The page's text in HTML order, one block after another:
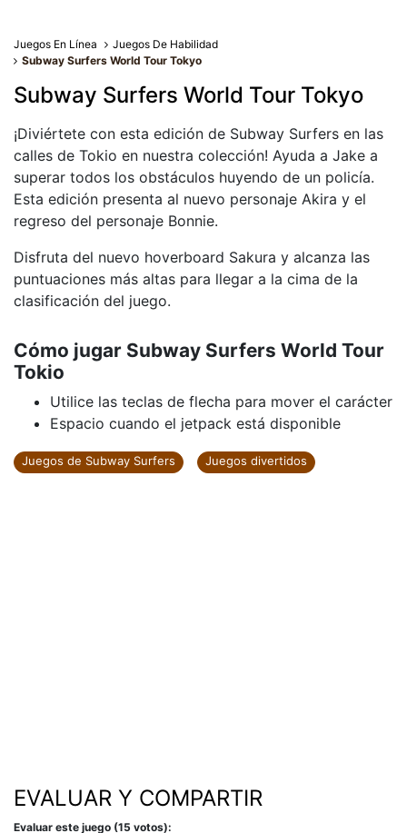
Juegos En Línea
Juegos De Habilidad
Subway Surfers World Tour Tokyo
Subway Surfers World Tour Tokyo
¡Diviértete con esta edición de Subway Surfers en las
calles de Tokio en nuestra colección! Ayuda a Jake a
superar todos los obstáculos huyendo de un policía.
Esta edición presenta al nuevo personaje Akira y el
regreso del personaje Bonnie.
Disfruta del nuevo hoverboard Sakura y alcanza las
puntuaciones más altas para llegar a la cima de la
clasificación del juego.
Cómo jugar Subway Surfers World Tour
Tokio
Utilice las teclas de flecha para mover el carácter
Espacio cuando el jetpack está disponible
Juegos de Subway Surfers Juegos divertidos
EVALUAR Y COMPARTIR
Evaluar este juego (15 votos):